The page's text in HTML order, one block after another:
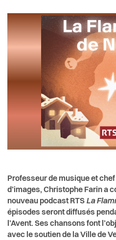
Pilier public
Règlements
Professeur de musique et
d’images, Christophe Farin a
nouveau podcast RTS La
épisodes seront diffusés
l’Avent. Ses chansons font
avec le soutien de la Ville de